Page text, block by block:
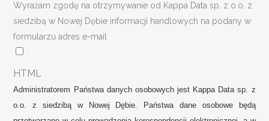
Wyrażam zgodę na otrzymywanie od Kappa Data sp. z o.o. z
siedzibą w Nowej Dębie informacji handlowych na podany w
formularzu adres e-mail
HTML
Administratorem Państwa danych osobowych jest Kappa Data sp. z
o.o. z siedzibą w Nowej Dębie. Państwa dane osobowe będą